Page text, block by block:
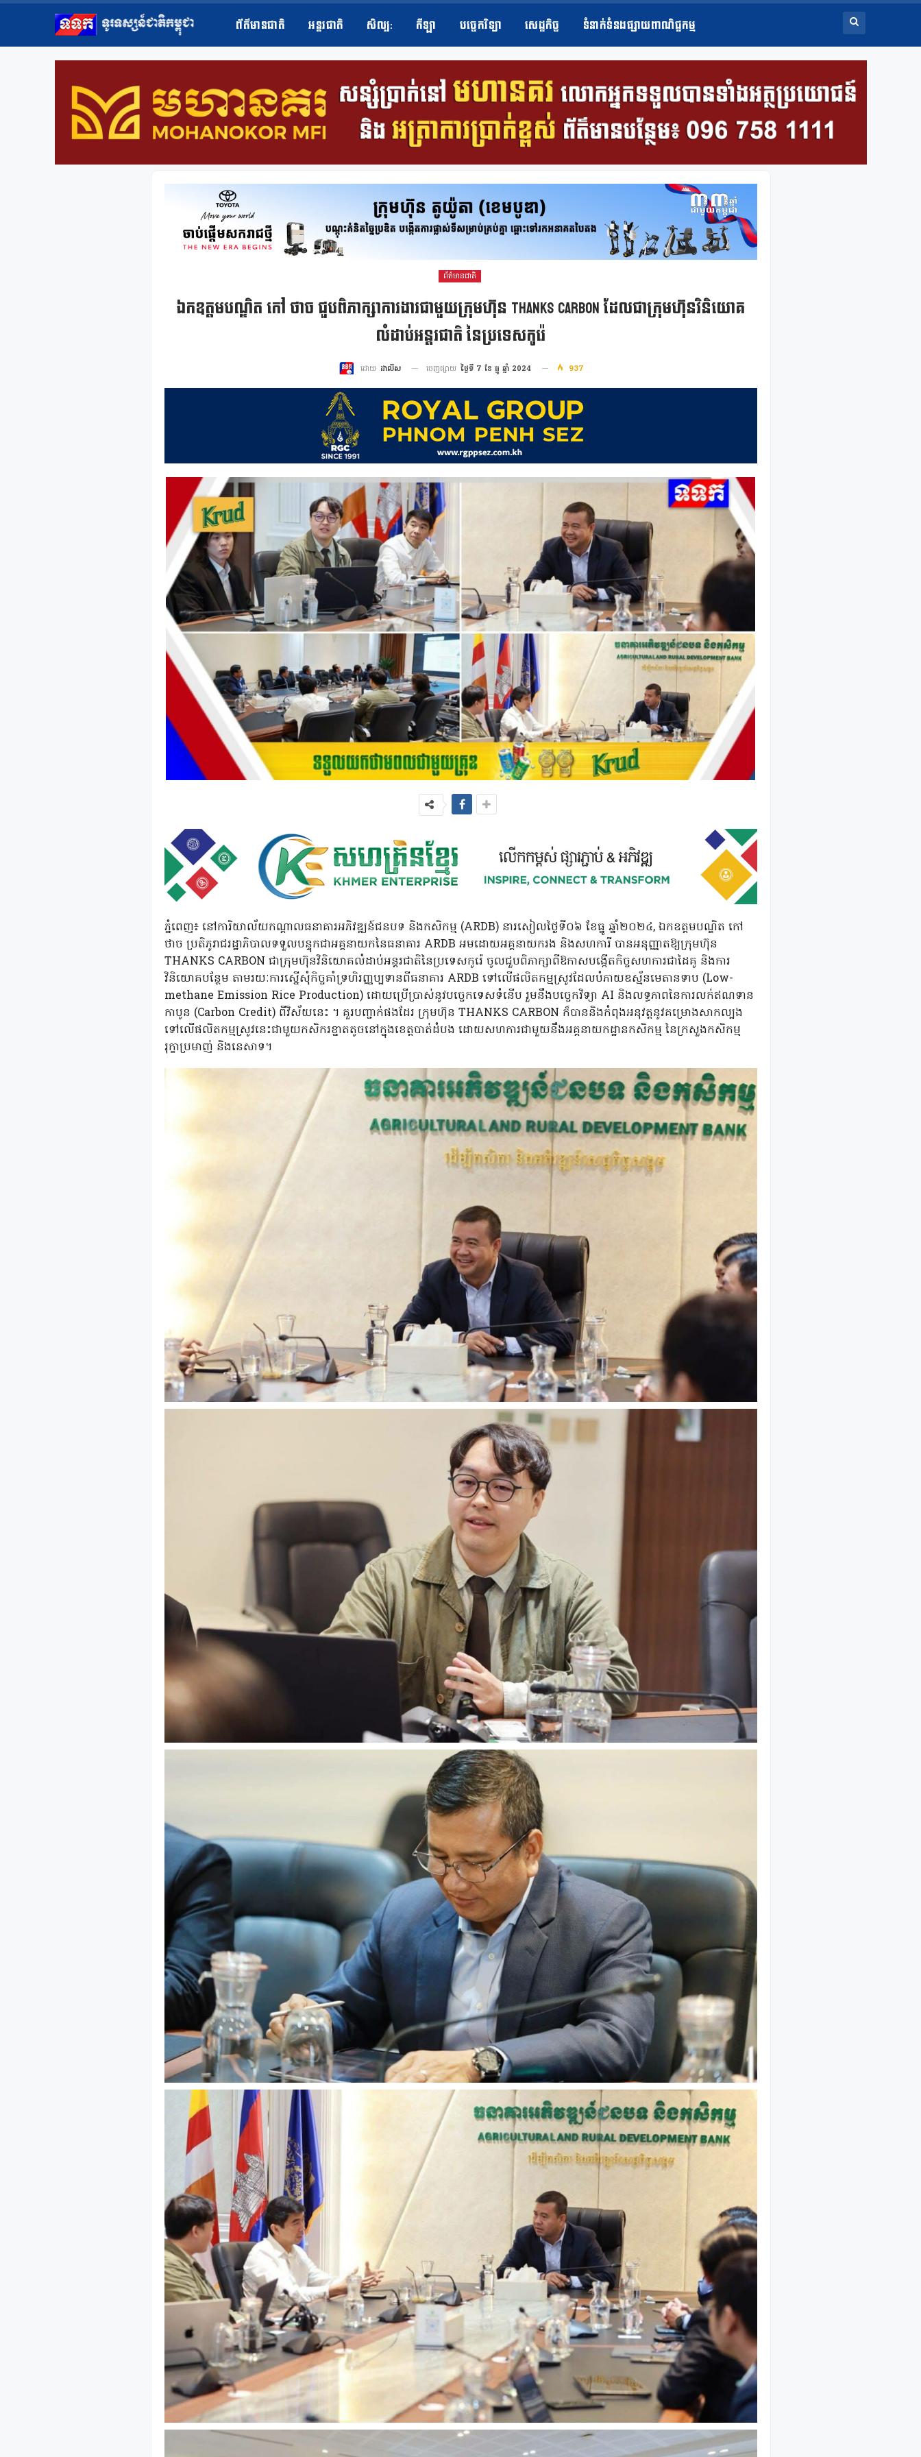
ព័ត៌មានជាតិ អន្តរជាតិ សិល្ប​: កីឡា បច្ចេកវិទ្យា សេដ្ឋកិច្ច ទំនាក់ទំនងផ្សាយពាណិជ្ជកម្ម
ព័ត៌មានជាតិ
ឯកឧត្តមបណ្ឌិត កៅ ថាច ជួប​ពិភាក្សា​ការងារ​ជាមួយ​ក្រុមហ៊ុន THANKS CARBON ដែលជាក្រុមហ៊ុនវិនិយោគ
លំដាប់អន្តរជាតិ នៃប្រទេសកូរ៉េ
ដោយ ដាលីស ចេញផ្សាយ ថ្ងៃទី 7 ខែ ធ្នូ ឆ្នាំ 2024 937
ភ្នំពេញ៖ នៅការិយាល័យកណ្តាលធនាគារអភិវឌ្ឍន៍ជនបទ និងកសិកម្ម (ARDB) នារសៀលថ្ងៃទី០៦ ខែធ្នូ ឆ្នាំ២០២៤, ឯកឧត្តមបណ្ឌិត កៅ
ថាច ប្រតិភូរាជរដ្ឋាភិបាលទទួលបន្ទុកជាអគ្គនាយកនៃធនាគារ ARDB អមដោយអគ្គនាយករង និងសហការី បានអនុញ្ញាតឱ្យក្រុមហ៊ុន
THANKS CARBON ជាក្រុមហ៊ុនវិនិយោគលំដាប់អន្តរជាតិនៃប្រទេសកូរ៉េ ចូលជួបពិភាក្សាពីឱកាសបង្កើតកិច្ចសហការជាដៃគូ និងការ
វិនិយោគបន្ថែម តាមរយៈការស្នើសុំកិច្ចគាំទ្រហិរញ្ញប្បទានពីធនាគារ ARDB ទៅលើផលិតកម្មស្រូវដែលបំភាយឧស្ម័នមេតានទាប (Low-
methane Emission Rice Production) ដោយប្រើប្រាស់នូវបច្ចេកទេសទំនើប រួមនឹងបច្ចេកវិទ្យា AI និងលទ្ធភាពនៃការលក់ឥណទាន
កាបូន (Carbon Credit) ពីវិស័យនេះ ។ គួរបញ្ជាក់ផងដែរ ក្រុមហ៊ុន THANKS CARBON ក៏បាននិងកំពុងអនុវត្តនូវគម្រោងសាកល្បង
ទៅលើផលិតកម្មស្រូវនេះជាមួយកសិករខ្នាតតូចនៅក្នុងខេត្តបាត់ដំបង ដោយសហការជាមួយនឹងអគ្គនាយកដ្ឋានកសិកម្ម នៃក្រសួងកសិកម្ម
រុក្ខាប្រមាញ់ និងនេសាទ។